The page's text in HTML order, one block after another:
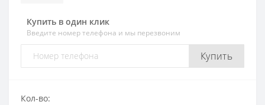
Купить в один клик
Введите номер телефона и мы перезвоним
Купить
Кол-во: